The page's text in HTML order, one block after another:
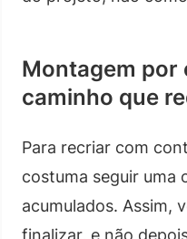
Montagem por
caminho que
Para recriar com
costuma seguir uma
acumulados. Assim,
finalizar, e não